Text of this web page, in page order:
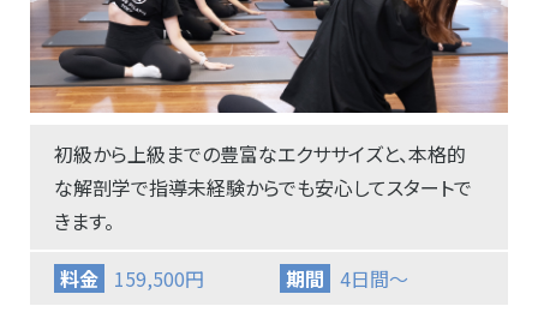
初級から上級までの豊富なエクササイズと、本格的
な解剖学で指導未経験からでも安心してスタートで
きます。
料金 159,500円 期間 4日間～